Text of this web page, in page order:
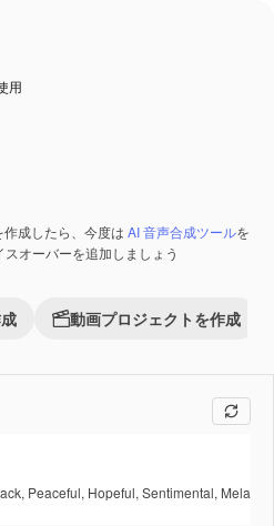
用
成したら、今度は AI 音声合成ツールを
オーバーを追加しましょう
動画プロジェクトを作成
, Peaceful, Hopeful, Sentimental,